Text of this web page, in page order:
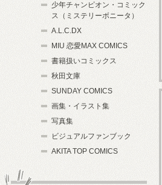
少年チャンピオン・コミック
ス（ミステリーボニータ）
A.L.C.DX
MIU 恋愛MAX COMICS
書籍扱いコミックス
秋田文庫
SUNDAY COMICS
画集・イラスト集
写真集
ビジュアルファンブック
AKITA TOP COMICS